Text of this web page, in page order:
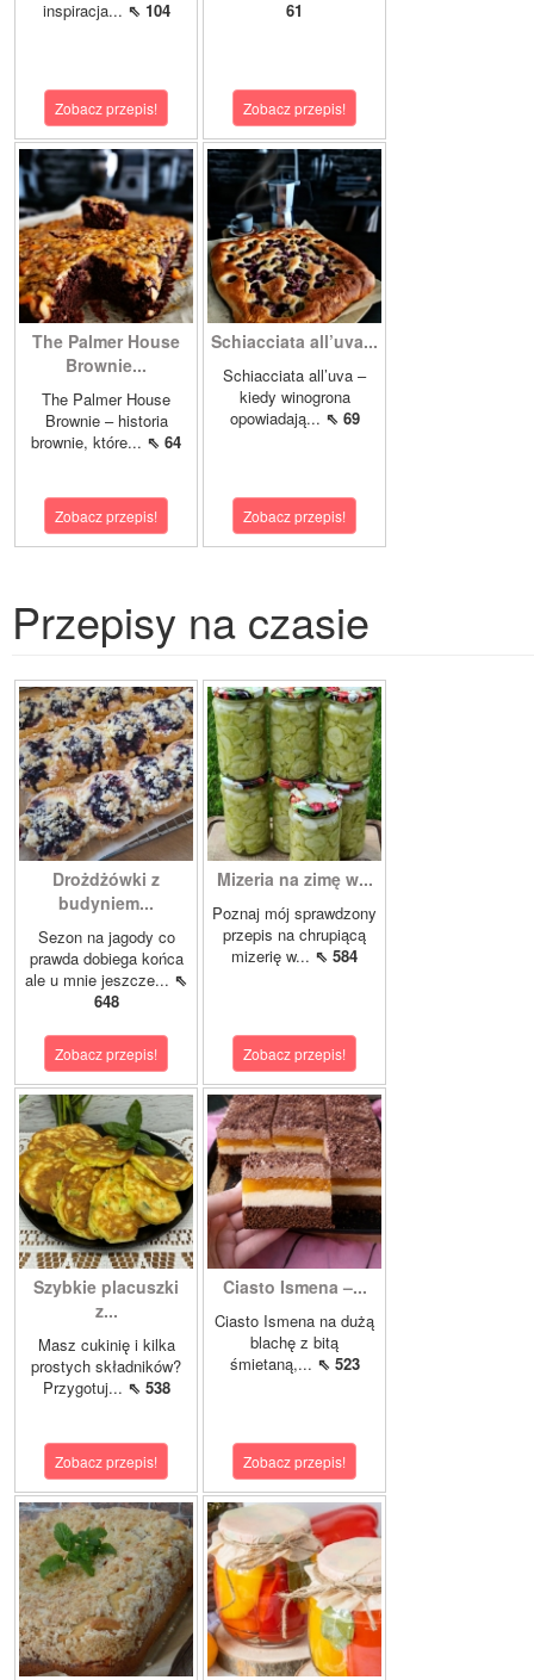
inspiracja... ⇖ 104
Zobacz przepis!
61
Zobacz przepis!
The Palmer House
Brownie...
The Palmer House
Brownie – historia
brownie, które... ⇖ 64
Zobacz przepis!
Schiacciata all’uva...
Schiacciata all’uva –
kiedy winogrona
opowiadają... ⇖ 69
Zobacz przepis!
Przepisy na czasie
Drożdżówki z
budyniem...
Sezon na jagody co
prawda dobiega końca
ale u mnie jeszcze... ⇖
648
Zobacz przepis!
Mizeria na zimę w...
Poznaj mój sprawdzony
przepis na chrupiącą
mizerię w... ⇖ 584
Zobacz przepis!
Szybkie placuszki
z...
Masz cukinię i kilka
prostych składników?
Przygotuj... ⇖ 538
Zobacz przepis!
Ciasto Ismena –...
Ciasto Ismena na dużą
blachę z bitą
śmietaną,... ⇖ 523
Zobacz przepis!